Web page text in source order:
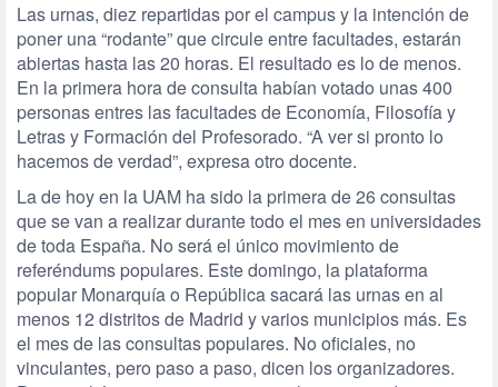
Las urnas, diez repartidas por el campus y la intención de
poner una “rodante” que circule entre facultades, estarán
abiertas hasta las 20 horas. El resultado es lo de menos.
En la primera hora de consulta habían votado unas 400
personas entres las facultades de Economía, Filosofía y
Letras y Formación del Profesorado. “A ver si pronto lo
hacemos de verdad”, expresa otro docente.
La de hoy en la UAM ha sido la primera de 26 consultas
que se van a realizar durante todo el mes en universidades
de toda España. No será el único movimiento de
referéndums populares. Este domingo, la plataforma
popular Monarquía o República sacará las urnas en al
menos 12 distritos de Madrid y varios municipios más. Es
el mes de las consultas populares. No oficiales, no
vinculantes, pero paso a paso, dicen los organizadores.